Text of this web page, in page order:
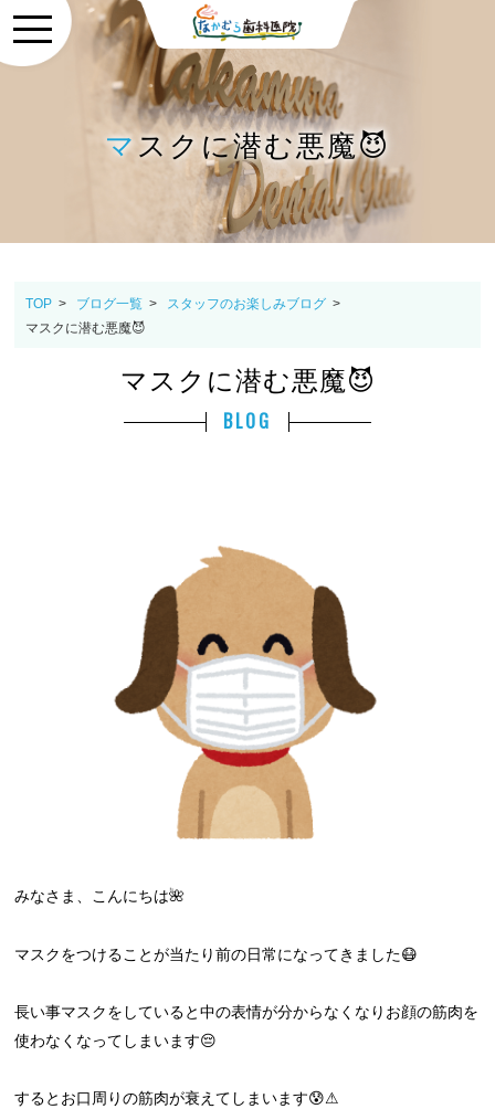
マスクに潜む悪魔😈
TOP > ブログ一覧 > スタッフのお楽しみブログ >
マスクに潜む悪魔😈
マスクに潜む悪魔😈
BLOG
みなさま、こんにちは🌺
マスクをつけることが当たり前の日常になってきました😷
長い事マスクをしていると中の表情が分からなくなりお顔の筋肉を
使わなくなってしまいます😔
するとお口周りの筋肉が衰えてしまいます😰⚠